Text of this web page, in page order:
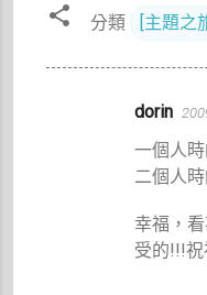
分類 [主題之
dorin
一個人
二個人
幸福，
受的!!!